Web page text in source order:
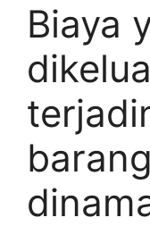
Biaya
barang